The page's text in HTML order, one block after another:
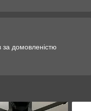
домовленістю